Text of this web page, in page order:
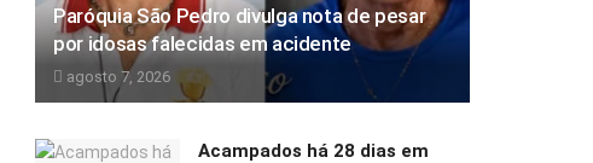
Paróquia São Pedro divulga nota de pesar
por idosas falecidas em acidente
agosto 7, 2026
Acampados há 28 dias em